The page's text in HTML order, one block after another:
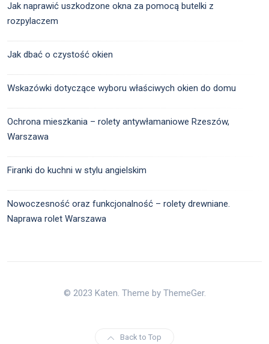
Jak naprawić uszkodzone okna za pomocą butelki z
rozpylaczem
Jak dbać o czystość okien
Wskazówki dotyczące wyboru właściwych okien do domu
Ochrona mieszkania – rolety antywłamaniowe Rzeszów,
Warszawa
Firanki do kuchni w stylu angielskim
Nowoczesność oraz funkcjonalność – rolety drewniane.
Naprawa rolet Warszawa
© 2023 Katen. Theme by ThemeGer.
Back to Top